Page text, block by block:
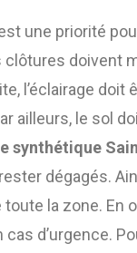
une priorité
clôtures doivent
l’éclairage
ailleurs, le sol
synthétique
dégagés.
la zone. En
d’urgence.